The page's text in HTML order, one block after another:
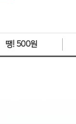
땡! 500원